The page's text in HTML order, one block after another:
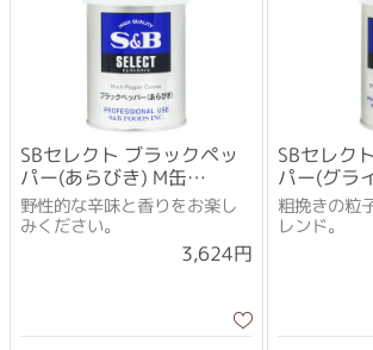
SBセレクト ブラックペッ
パー(あらびき) M缶
(210g)×3個セット
野性的な辛味と香りをお楽し
みください。
3,624円
SBセレク
パー(グラ
(100g)×3
粗挽きの粒
レンド。